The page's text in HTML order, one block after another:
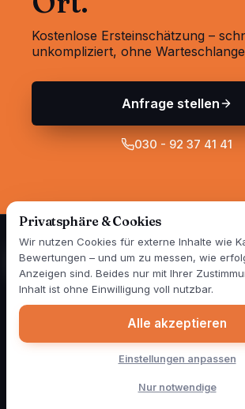
Kostenlose Ersteinschätzung –
unkompliziert, ohne
Anfrage stellen
030 - 92 37 41 41
Spezialisten für Wand- und
Brandenburg — seit über 25 Jahren. 1999
2000 als erster Betrieb Deutschlands mit
Heute sind täglich vier Farbmobile für unsere
Schimmelbeseitigung
Über unsKontakt
Cookie-Einstellungen
Privatsphäre & Cookies
Wir nutzen Cookies für externe Inhalte wie
Bewertungen – und um zu messen, wie
Anzeigen sind. Beides nur mit Ihrer
Inhalt ist ohne Einwilligung voll nutzbar.
Alle akzeptieren
Einstellungen anpassen
Nur notwendige